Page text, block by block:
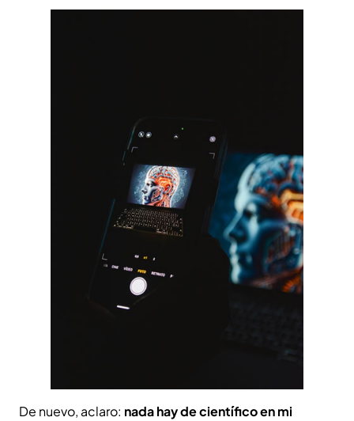
De nuevo, aclaro: nada hay de científico en mi